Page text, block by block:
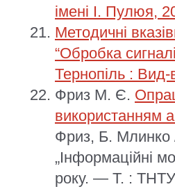
імені І. Пулюя,
Методичні
“Обробка
Тернопіль :
Фриз М. Є.
використанням
Фриз, Б. Млинко
„Інформаційні
року. — Т. :